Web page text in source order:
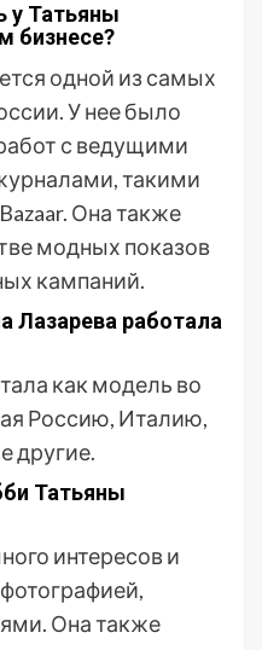
у Татьяны
бизнесе?
одной из самых
У нее было
с ведущими
такими
Она также
модных показов
кампаний.
Лазарева работала
как модель во
Россию, Италию,
другие.
Татьяны
интересов и
Она также